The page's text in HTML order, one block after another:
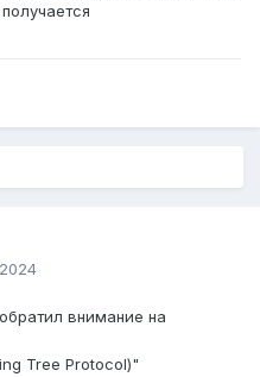
внимание на
Tree Protocol)"